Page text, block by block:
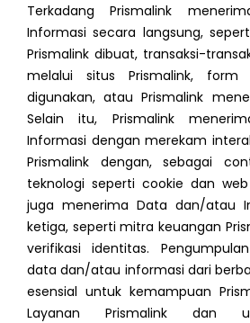
Terkadang Prismalink
Informasi secara langsung,
Prismalink dibuat, transaksi-
melalui situs Prismalink, form
digunakan, atau Prismalink
Selain itu, Prismalink
Informasi dengan merekam
Prismalink dengan, sebagai
teknologi seperti cookie dan
juga menerima Data dan/atau
ketiga, seperti mitra keuangan
verifikasi identitas.
data dan/atau informasi dari
esensial untuk kemampuan
Layanan Prismalink dan